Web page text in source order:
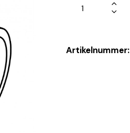
Artikelnummer: